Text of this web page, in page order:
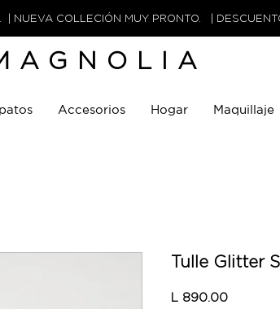
NUEVA COLLECIÓN MUY PRONTO. |
Accesorios Hogar Maquillaje
Tulle Glitter
L 890.00Precio